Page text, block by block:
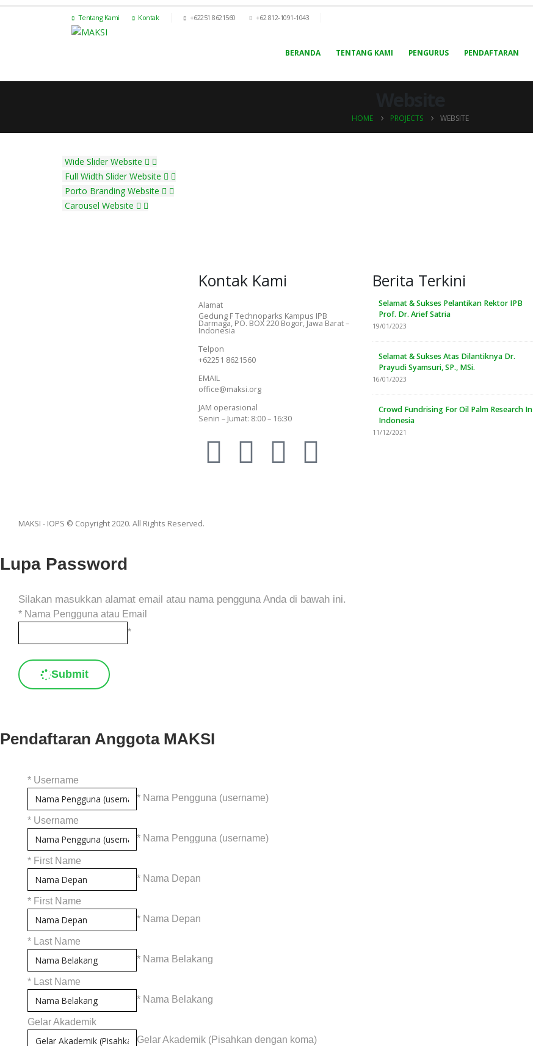
Tentang Kami Kontak +62251 8621560 +62 812-1091-1043
BERANDA TENTANG KAMI PENGURUS PENDAFTARAN
HOME PROJECTS WEBSITE
Wide Slider Website
Full Width Slider Website
Porto Branding Website
Carousel Website
Kontak Kami
Alamat
Gedung F Technoparks Kampus IPB
Darmaga, PO. BOX 220 Bogor, Jawa Barat –
Indonesia
Telpon
+62251 8621560
EMAIL
office@maksi.org
JAM operasional
Senin – Jumat: 8:00 – 16:30
Berita Terkini
Selamat & Sukses Pelantikan Rektor IPB
Prof. Dr. Arief Satria
19/01/2023
Selamat & Sukses Atas Dilantiknya Dr.
Prayudi Syamsuri, SP., MSi.
16/01/2023
Crowd Fundrising For Oil Palm Research In
Indonesia
11/12/2021
MAKSI - IOPS © Copyright 2020. All Rights Reserved.
Lupa Password
Silakan masukkan alamat email atau nama pengguna Anda di bawah ini.
* Nama Pengguna atau Email
*
Submit
Pendaftaran Anggota MAKSI
* Username
* Nama Pengguna (username)
* Username
* Nama Pengguna (username)
* First Name
* Nama Depan
* First Name
* Nama Depan
* Last Name
* Nama Belakang
* Last Name
* Nama Belakang
Gelar Akademik
Gelar Akademik (Pisahkan dengan koma)